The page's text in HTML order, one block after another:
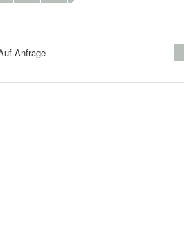
Anfrage